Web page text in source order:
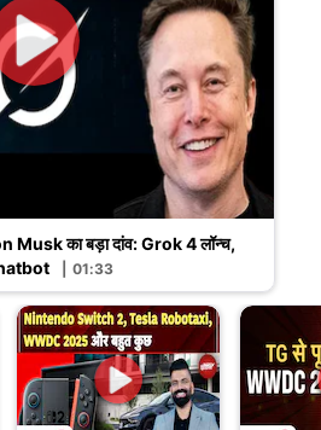
का बड़ा दांव: Grok 4 लॉन्च,
01:33